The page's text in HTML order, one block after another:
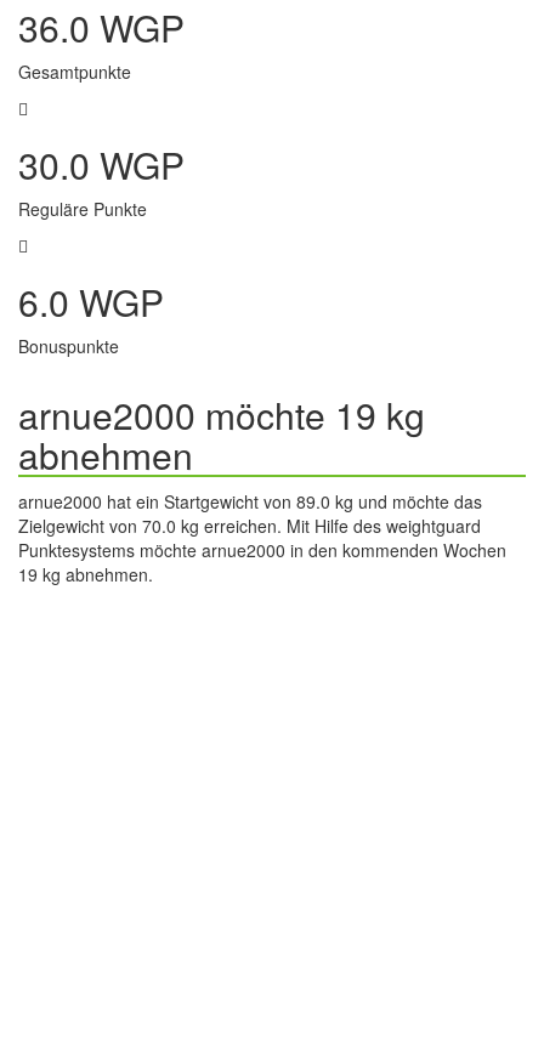
36.0 WGP
Gesamtpunkte
30.0 WGP
Reguläre Punkte
6.0 WGP
Bonuspunkte
arnue2000 möchte 19 kg
abnehmen
arnue2000 hat ein Startgewicht von 89.0 kg und möchte das
Zielgewicht von 70.0 kg erreichen. Mit Hilfe des weightguard
Punktesystems möchte arnue2000 in den kommenden Wochen
19 kg abnehmen.